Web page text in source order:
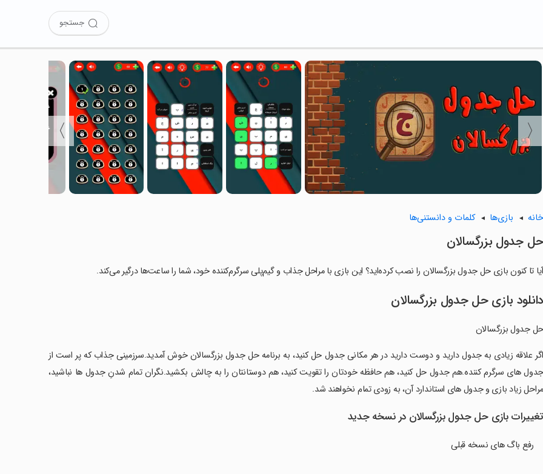
جستجو
〈
〉
خانه بازی‌ها کلمات و دانستنی‌ها
‏حل جدول بزرگسالان
آیا تا کنون بازی ‏حل جدول بزرگسالان را نصب کرده‌اید؟ این بازی با مراحل جذاب و گیم‌پلی سرگرم‌کننده خود، شما را ساعت‌ها درگیر می‌کند.
دانلود بازی ‏حل جدول بزرگسالان
‏حل جدول بزرگسالان
‏اگر علاقه زیادی به جدول دارید و دوست دارید در هر مکانی جدول حل کنید، به برنامه حل جدول بزرگسالان خوش آمدید.سرزمینی جذاب که پر است از
جدول های سرگرم کننده.هم جدول حل کنید، هم حافظه خودتان را تقویت کنید، هم دوستانتان را به چالش بکشید.نگران تمام شدنِ جدول ها نباشید،
مراحل زیاد بازی و جدول های استاندارد آن، به زودی تمام نخواهند شد.
تغییرات بازی ‏حل جدول بزرگسالان در نسخه جدید
رفع باگ های نسخه قبلی